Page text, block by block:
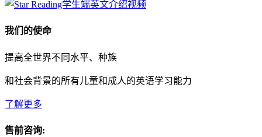
我们的使命
提高全世界不同水平、种族
和社会背景的所有儿童和成人的英语学习能力
了解更多
售前咨询: